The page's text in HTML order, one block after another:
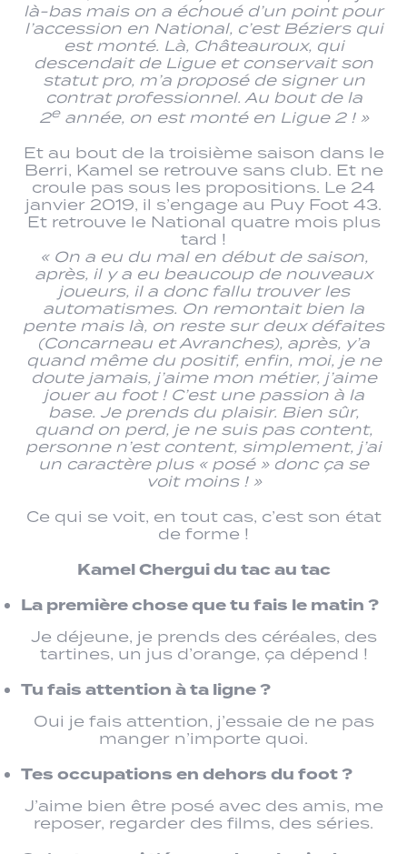
là-bas mais on a échoué d’un point pour
l’accession en National, c’est Béziers qui
est monté. Là, Châteauroux, qui
descendait de Ligue et conservait son
statut pro, m’a proposé de signer un
contrat professionnel. Au bout de la
2eannée, on est monté en Ligue 2 ! »
Et au bout de la troisième saison dans le
Berri, Kamel se retrouve sans club. Et ne
croule pas sous les propositions. Le 24
janvier 2019, il s’engage au Puy Foot 43.
Et retrouve le National quatre mois plus
tard !
« On a eu du mal en début de saison,
après, il y a eu beaucoup de nouveaux
joueurs, il a donc fallu trouver les
automatismes. On remontait bien la
pente mais là, on reste sur deux défaites
(Concarneau et Avranches), après, y’a
quand même du positif, enfin, moi, je ne
doute jamais, j’aime mon métier, j’aime
jouer au foot ! C’est une passion à la
base. Je prends du plaisir. Bien sûr,
quand on perd, je ne suis pas content,
personne n’est content, simplement, j’ai
un caractère plus « posé » donc ça se
voit moins ! »
Ce qui se voit, en tout cas, c’est son état
de forme !
Kamel Chergui du tac au tac
La première chose que tu fais le matin ?
Je déjeune, je prends des céréales, des
tartines, un jus d’orange, ça dépend !
Tu fais attention à ta ligne ?
Oui je fais attention, j’essaie de ne pas
manger n’importe quoi.
Tes occupations en dehors du foot ?
J’aime bien être posé avec des amis, me
reposer, regarder des films, des séries.